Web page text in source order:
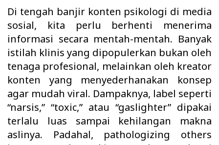
Di tengah banjir konten psikologi di media
sosial, kita perlu berhenti menerima
informasi secara mentah-mentah. Banyak
istilah klinis yang dipopulerkan bukan oleh
tenaga profesional, melainkan oleh kreator
konten yang menyederhanakan konsep
agar mudah viral. Dampaknya, label seperti
“narsis,” “toxic,” atau “gaslighter” dipakai
terlalu luas sampai kehilangan makna
aslinya. Padahal, pathologizing others